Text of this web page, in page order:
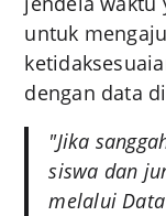
untuk
dengan data
"Jika
siswa dan
melalui